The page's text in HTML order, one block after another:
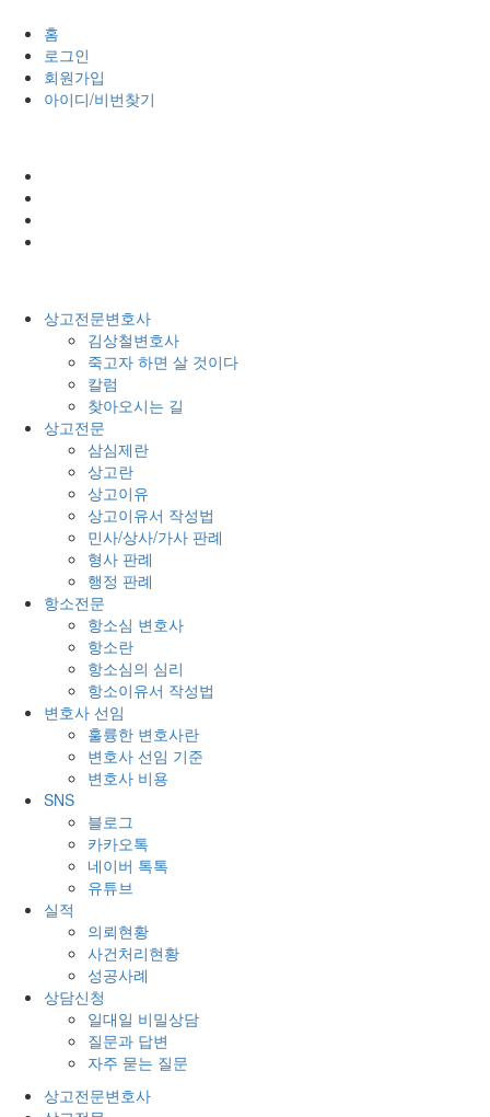
홈
로그인
회원가입
아이디/비번찾기
상고전문변호사
김상철변호사
죽고자 하면 살 것이다
칼럼
찾아오시는 길
상고전문
삼심제란
상고란
상고이유
상고이유서 작성법
민사/상사/가사 판례
형사 판례
행정 판례
항소전문
항소심 변호사
항소란
항소심의 심리
항소이유서 작성법
변호사 선임
훌륭한 변호사란
변호사 선임 기준
변호사 비용
SNS
블로그
카카오톡
네이버 톡톡
유튜브
실적
의뢰현황
사건처리현황
성공사례
상담신청
일대일 비밀상담
질문과 답변
자주 묻는 질문
상고전문변호사